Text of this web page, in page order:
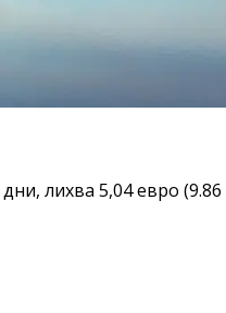
лихва 5,04 евро (9.86